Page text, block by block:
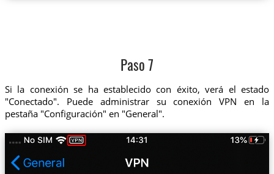
Paso 7
Si la conexión se ha establecido con éxito, verá el estado
"Conectado". Puede administrar su conexión VPN en la
pestaña "Configuración" en "General".